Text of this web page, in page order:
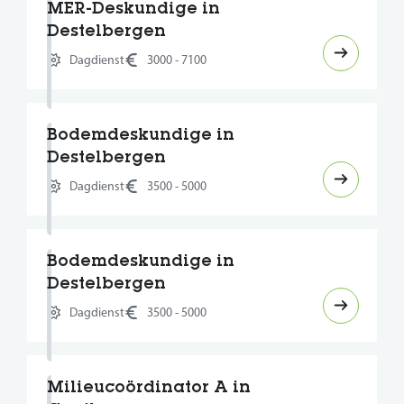
MER-Deskundige in
Destelbergen
Dagdienst 3000 - 7100
Bodemdeskundige in
Destelbergen
Dagdienst 3500 - 5000
Bodemdeskundige in
Destelbergen
Dagdienst 3500 - 5000
Milieucoördinator A in